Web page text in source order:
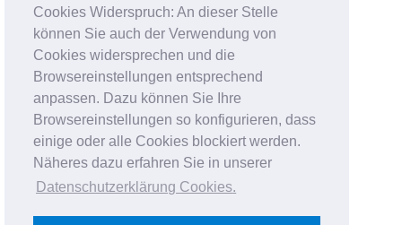
Cookies Widerspruch: An dieser Stelle
können Sie auch der Verwendung von
Cookies widersprechen und die
Browsereinstellungen entsprechend
anpassen. Dazu können Sie Ihre
Browsereinstellungen so konfigurieren, dass
einige oder alle Cookies blockiert werden.
Näheres dazu erfahren Sie in unserer
Datenschutzerklärung Cookies.